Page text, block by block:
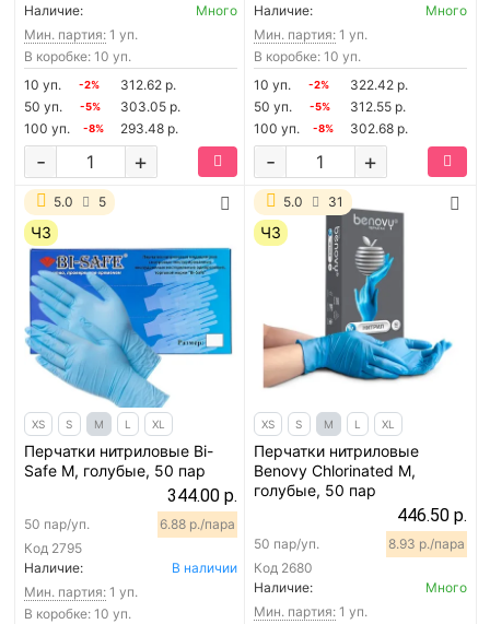
Наличие:
Много
Мин. партия: 1 уп.
В коробке: 10 уп.
10 уп.
-2%
312.62 р.
50 уп.
-5%
303.05 р.
100 уп.
-8% 293.48 р.
+
-
Наличие:
Много
Мин. партия: 1 уп.
В коробке: 10 уп.
10 уп.
-2%
322.42 р.
50 уп.
-5%
312.55 р.
100 уп.
-8% 302.68 р.
+
-
5.0 5
ЧЗ
XS S M L XL
Перчатки нитриловые Bi-
Safe M, голубые, 50 пар
344.00 р.
Код 2795
50 пар/уп. 6.88 р./пара
Наличие:
В наличии
Мин. партия: 1 уп.
В коробке: 10 уп.
5.0 31
ЧЗ
XS S M L XL
Перчатки нитриловые
Benovy Chlorinated M,
голубые, 50 пар
446.50 р.
Код 2680
50 пар/уп. 8.93 р./пара
Наличие:
Много
Мин. партия: 1 уп.